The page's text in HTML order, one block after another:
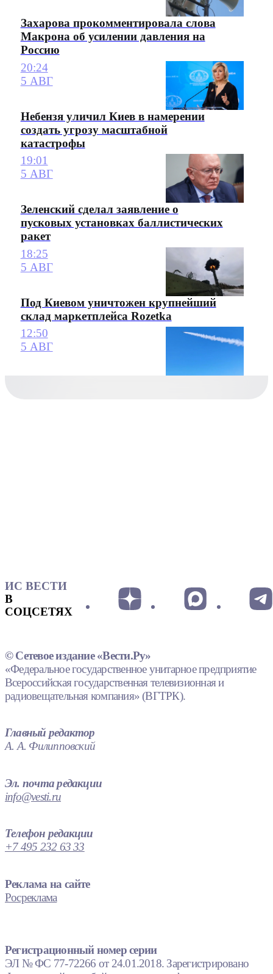
Захарова прокомментировала слова
Макрона об усилении давления на
Россию
20:24
5 АВГ
Небензя уличил Киев в намерении
создать угрозу масштабной
катастрофы
19:01
5 АВГ
Зеленский сделал заявление о
пусковых установках баллистических
ракет
18:25
5 АВГ
Под Киевом уничтожен крупнейший
склад маркетплейса Rozetka
12:50
5 АВГ
ИС ВЕСТИ
В
СОЦСЕТЯХ
© Сетевое издание «Вести.Ру»
«Федеральное государственное унитарное предприятие
Всероссийская государственная телевизионная и
радиовещательная компания» (ВГТРК).
Главный редактор
А. А. Филипповский
Эл. почта редакции
info@vesti.ru
Телефон редакции
+7 495 232 63 33
Реклама на сайте
Росреклама
Регистрационный номер серии
ЭЛ № ФС 77-72266 от 24.01.2018. Зарегистрировано